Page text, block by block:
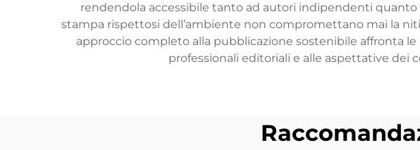
rendendola accessibile tanto ad autori indipendenti
stampa rispettosi dell’ambiente non compromettano mai la
approccio completo alla pubblicazione sostenibile affronta
professionali editoriali e alle aspettative dei